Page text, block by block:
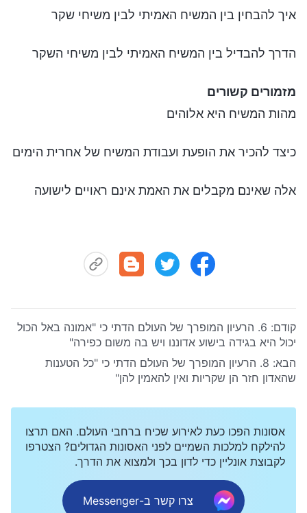
איך להבחין בין המשיח האמיתי לבין משיחי שקר
הדרך להבדיל בין המשיח האמיתי לבין משיחי השקר
מזמורים קשורים
מהות המשיח היא אלוהים
כיצד להכיר את הופעת ועבודת המשיח של אחרית הימים
אלה שאינם מקבלים את האמת אינם ראויים לישועה
קודם:
6. הרעיון המופרך של העולם הדתי כי "אמונה באל הכול
יכול היא בגידה בישוע אדוננו ויש בה משום כפירה"
הבא:
8. הרעיון המופרך של העולם הדתי כי "כל הטענות
שהאדון חזר הן שקריות ואין להאמין להן"
אסונות הפכו כעת לאירוע שכיח ברחבי העולם. האם תרצו
להילקח למלכות השמיים לפני האסונות הגדולים? הצטרפו
לקבוצת אונליין כדי לדון בכך ולמצוא את הדרך.
צרו קשר ב-Messenger